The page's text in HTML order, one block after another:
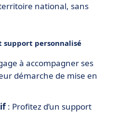
national, sans
support personnalisé
à accompagner ses
démarche de mise en
: Profitez d’un support